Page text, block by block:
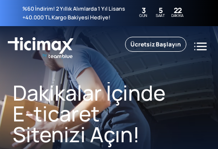
%60 İndirim! 2 Yıllık Alımlarda 1 Yıl Lisans
+40.000 TL Kargo Bakiyesi Hediye!
3
GÜN 5
SAAT 22
DAKIKA
Ücretsiz Başlayın
Dakikalar İçinde
E-ticaret
Sitenizi Açın!